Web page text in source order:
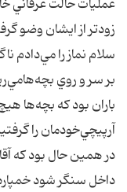
عمليات‌ حالت‌ عرفاني‌
زودتر از ايشان‌ وضو
سلام‌ نماز را
بر سر و روي‌
باران‌ بود که‌ بچه‌ها
آرپيچي‌خودمان‌ را
در همين‌ حال‌ بود که‌
داخل‌ سنگر شود